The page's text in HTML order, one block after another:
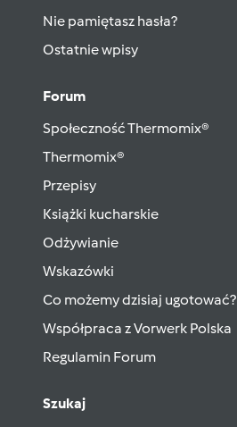
Nie pamiętasz hasła?
Ostatnie wpisy
Forum
Społeczność Thermomix®
Thermomix®
Przepisy
Książki kucharskie
Odżywianie
Wskazówki
Co możemy dzisiaj ugotować?
Współpraca z Vorwerk Polska
Regulamin Forum
Szukaj